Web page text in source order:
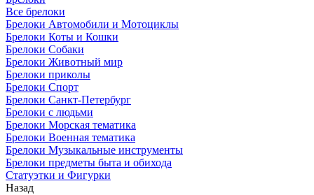
Все брелоки
Брелоки Автомобили и Мотоциклы
Брелоки Коты и Кошки
Брелоки Собаки
Брелоки Животный мир
Брелоки приколы
Брелоки Спорт
Брелоки Санкт-Петербург
Брелоки с людьми
Брелоки Морская тематика
Брелоки Военная тематика
Брелоки Музыкальные инструменты
Брелоки предметы быта и обихода
Статуэтки и Фигурки
Назад